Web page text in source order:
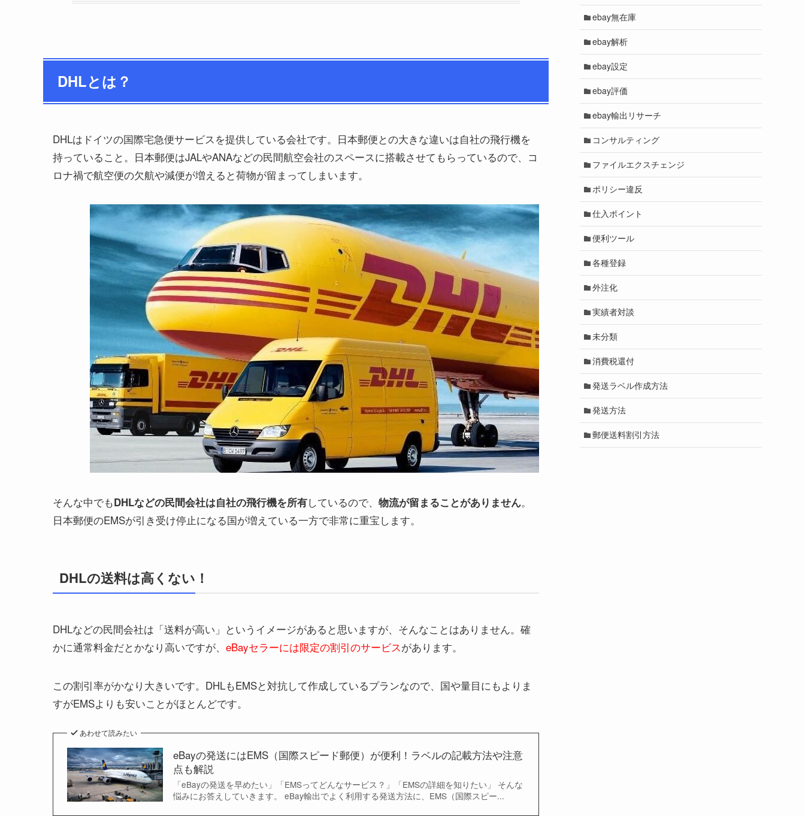
DHLとは？
DHLはドイツの国際宅急便サービスを提供している会社です。日本郵便との大きな違いは自社の飛行機を
持っていること。日本郵便はJALやANAなどの民間航空会社のスペースに搭載させてもらっているので、コ
ロナ禍で航空便の欠航や減便が増えると荷物が留まってしまいます。
そんな中でもDHLなどの民間会社は自社の飛行機を所有しているので、 物流が留まることがありません。
日本郵便のEMSが引き受け停止になる国が増えている一方で非常に重宝します。
DHLの送料は高くない！
DHLなどの民間会社は「送料が高い」というイメージがあると思いますが、そんなことはありません。確
かに通常料金だとかなり高いですが、 eBayセラーには限定の割引のサービスがあります。
この割引率がかなり大きいです。DHLもEMSと対抗して作成しているプランなので、国や量目にもよりま
すがEMSよりも安いことがほとんどです。
あわせて読みたい
eBayの発送にはEMS（国際スピード郵便）が便利！ラベルの記載方法や注意
点も解説
「eBayの発送を早めたい」「EMSってどんなサービス？」「EMSの詳細を知りたい」 そんな
悩みにお答えしていきます。 eBay輸出でよく利用する発送方法に、EMS（国際スピー...
ebay無在庫
ebay解析
ebay設定
ebay評価
ebay輸出リサーチ
コンサルティング
ファイルエクスチェンジ
ポリシー違反
仕入ポイント
便利ツール
各種登録
外注化
実績者対談
未分類
消費税還付
発送ラベル作成方法
発送方法
郵便送料割引方法